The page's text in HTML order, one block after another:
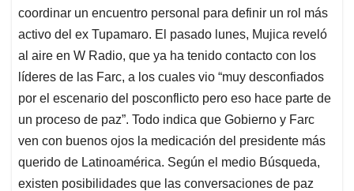
coordinar un encuentro personal para definir un rol más
activo del ex Tupamaro. El pasado lunes, Mujica reveló
al aire en W Radio, que ya ha tenido contacto con los
líderes de las Farc, a los cuales vio “muy desconfiados
por el escenario del posconflicto pero eso hace parte de
un proceso de paz”. Todo indica que Gobierno y Farc
ven con buenos ojos la medicación del presidente más
querido de Latinoamérica. Según el medio Búsqueda,
existen posibilidades que las conversaciones de paz